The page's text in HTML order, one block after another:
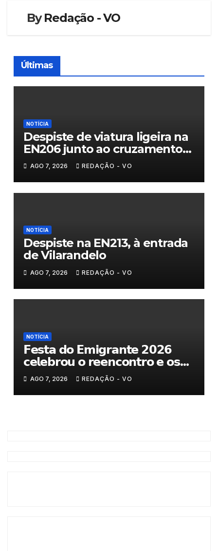
ByRedação - VO
Últimas
NOTÍCIA
Despiste de viatura ligeira na
EN206 junto ao cruzamento
Fornos do Pinhal
AGO 7, 2026 REDAÇÃO - VO
NOTÍCIA
Despiste na EN213, à entrada
de Vilarandelo
AGO 7, 2026 REDAÇÃO - VO
NOTÍCIA
𝗙𝗲𝘀𝘁𝗮 𝗱𝗼 𝗘𝗺𝗶𝗴𝗿𝗮𝗻𝘁𝗲 𝟮𝟬𝟮𝟲
𝗰𝗲𝗹𝗲𝗯𝗿𝗼𝘂 𝗼 𝗿𝗲𝗲𝗻𝗰𝗼𝗻𝘁𝗿𝗼 𝗲 𝗼𝘀
𝗹𝗮𝗰̧𝗼𝘀 𝗾𝘂𝗲 𝘂𝗻𝗲𝗺 𝗠𝘂𝗿𝗰̧𝗮
AGO 7, 2026 REDAÇÃO - VO